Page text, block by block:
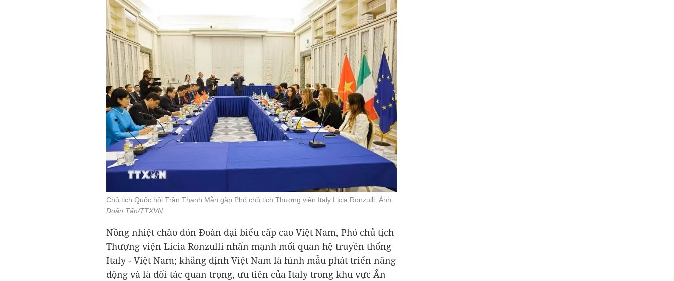
Chủ tịch Quốc hội Trần Thanh Mẫn gặp Phó chủ tịch Thượng viện Italy Licia Ronzulli. Ảnh:
Doãn Tấn/TTXVN.
Nồng nhiệt chào đón Đoàn đại biểu cấp cao Việt Nam, Phó chủ tịch
Thượng viện Licia Ronzulli nhấn mạnh mối quan hệ truyền thống
Italy - Việt Nam; khẳng định Việt Nam là hình mẫu phát triển năng
động và là đối tác quan trọng, ưu tiên của Italy trong khu vực Ấn